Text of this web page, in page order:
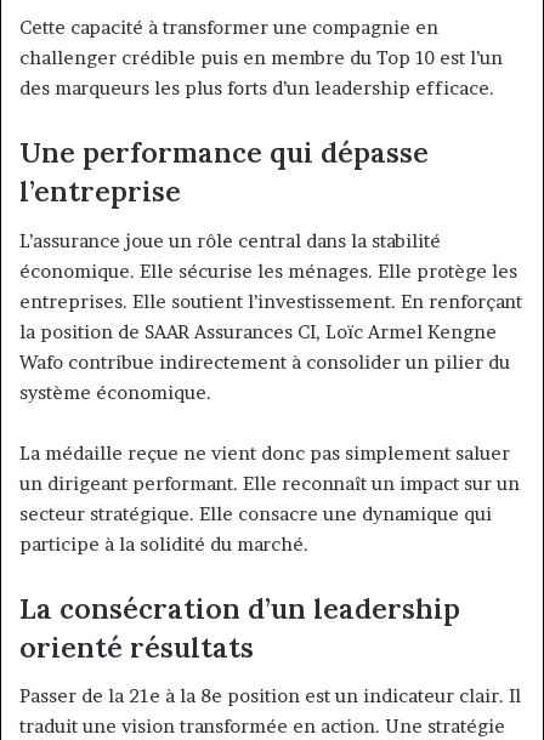
Cette capacité à transformer une compagnie en
challenger crédible puis en membre du Top 10 est l’un
des marqueurs les plus forts d’un leadership efficace.
Une performance qui dépasse
l’entreprise
L’assurance joue un rôle central dans la stabilité
économique. Elle sécurise les ménages. Elle protège les
entreprises. Elle soutient l’investissement. En renforçant
la position de SAAR Assurances CI, Loïc Armel Kengne
Wafo contribue indirectement à consolider un pilier du
système économique.
La médaille reçue ne vient donc pas simplement saluer
un dirigeant performant. Elle reconnaît un impact sur un
secteur stratégique. Elle consacre une dynamique qui
participe à la solidité du marché.
La consécration d’un leadership
orienté résultats
Passer de la 21e à la 8e position est un indicateur clair. Il
traduit une vision transformée en action. Une stratégie